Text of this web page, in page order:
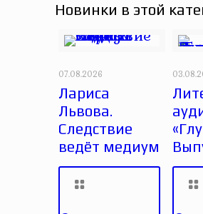
Новинки в этой
07.08.2026
Лариса
Львова.
Следствие
ведёт медиум